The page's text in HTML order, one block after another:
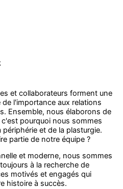
et collaborateurs forment une
l'importance aux relations
Ensemble, nous élaborons de
pourquoi nous sommes
et de la plasturgie.
partie de notre équipe ?
et moderne, nous sommes
à la recherche de
motivés et engagés qui
histoire à succès.